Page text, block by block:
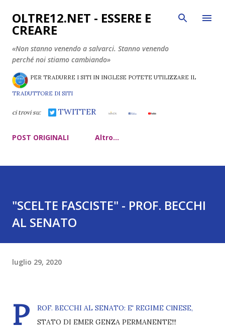
Passa ai contenuti principali
OLTRE12.NET - ESSERE E
CREARE
«Non stanno venendo a salvarci. Stanno venendo
perché noi stiamo cambiando»
PER TRADURRE I SITI IN INGLESE POTETE UTILIZZARE IL
TRADUTTORE DI SITI
ci trovi su: TWITTER
POST ORIGINALI Altro…
"SCELTE FASCISTE" - PROF. BECCHI
AL SENATO
luglio 29, 2020
P
ROF. BECCHI AL SENATO: E' REGIME ClNESE,
STATO DI EMER GENZA PERMANENTE!!!